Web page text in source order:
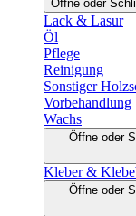
Öffne oder
Lack & Lasur
Öl
Pflege
Reinigung
Sonstiger
Vorbehandlung
Wachs
Öffne oder
Kleber &
Öffne oder